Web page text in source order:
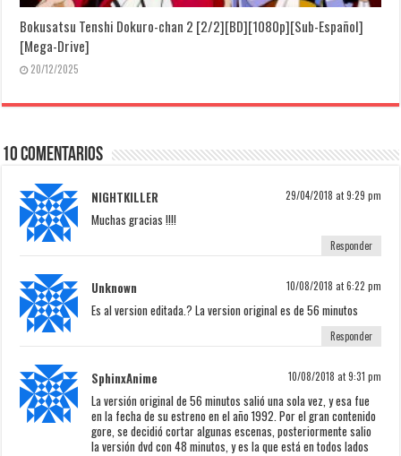
Bokusatsu Tenshi Dokuro-chan 2 [2/2][BD][1080p][Sub-Español]
[Mega-Drive]
20/12/2025
10 Comentarios
NIGHTKILLER 29/04/2018 at 9:29 pm
Muchas gracias !!!!
Responder
Unknown 10/08/2018 at 6:22 pm
Es al version editada.? La version original es de 56 minutos
Responder
SphinxAnime 10/08/2018 at 9:31 pm
La versión original de 56 minutos salió una sola vez, y esa fue
en la fecha de su estreno en el año 1992. Por el gran contenido
gore, se decidió cortar algunas escenas, posteriormente salio
la versión dvd con 48 minutos, y es la que está en todos lados